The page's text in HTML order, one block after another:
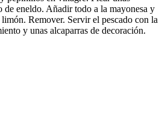
de eneldo. Añadir todo a la mayonesa y
Remover. Servir el pescado con la
y unas alcaparras de decoración.